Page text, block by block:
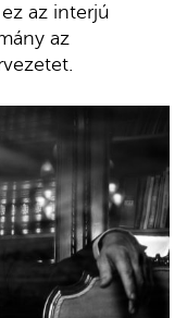
az interjú
az